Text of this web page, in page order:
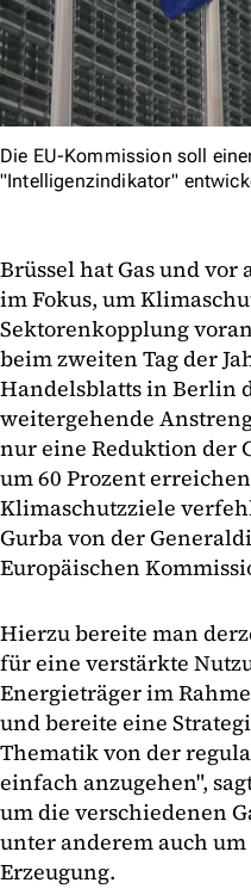
Die EU-Kommission soll
"Intelligenzindikator"
Brüssel hat Gas und vor
im Fokus, um
Sektorenkopplung
beim zweiten Tag der
Handelsblatts in Berlin
weitergehende
nur eine Reduktion der
um 60 Prozent
Klimaschutzziele
Gurba von der
Europäischen
Hierzu bereite man
für eine verstärkte
Energieträger im
und bereite eine
Thematik von der
einfach anzugehen",
um die verschiedenen
unter anderem auch
Erzeugung.